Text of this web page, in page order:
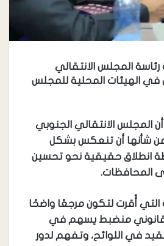
المجلس الانتقالي
في الهيئات المحلية للمجلس
المجلس الانتقالي الجنوبي
من شأنها أن تنعكس بشكل
انطلاق حقيقية نحو تحسين
المحافظات.
التي أُقرت لتكون مرجعًا واضحًا
قانوني منضبط يسهم في
في اللوائح، وتفهم لدور